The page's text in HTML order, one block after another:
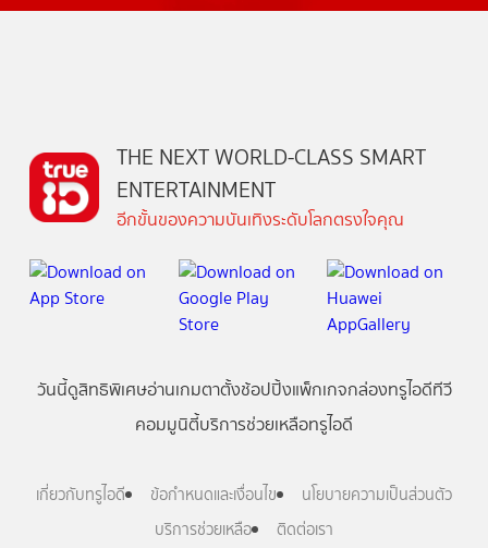
THE NEXT WORLD-CLASS SMART
ENTERTAINMENT
อีกขั้นของความบันเทิงระดับโลกตรงใจคุณ
วันนี้ดูสิทธิพิเศษอ่านเกมตาตั้งช้อปปิ้งแพ็กเกจกล่องทรูไอดีทีวี
คอมมูนิตี้บริการช่วยเหลือทรูไอดี
เกี่ยวกับทรูไอดี ข้อกำหนดและเงื่อนไข
นโยบายความเป็นส่วนตัว
บริการช่วยเหลือ
ติดต่อเรา